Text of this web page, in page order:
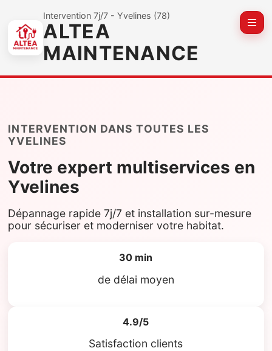
Intervention 7j/7 - Yvelines (78)
ALTEA
MAINTENANCE
INTERVENTION DANS TOUTES LES
YVELINES
Votre expert multiservices en
Yvelines
Dépannage rapide 7j/7 et installation sur-mesure
pour sécuriser et moderniser votre habitat.
30 min
de délai moyen
4.9/5
Satisfaction clients